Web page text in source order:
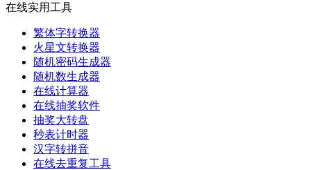
在线实用工具
繁体字转换器
火星文转换器
随机密码生成器
随机数生成器
在线计算器
在线抽奖软件
抽奖大转盘
秒表计时器
汉字转拼音
在线去重复工具